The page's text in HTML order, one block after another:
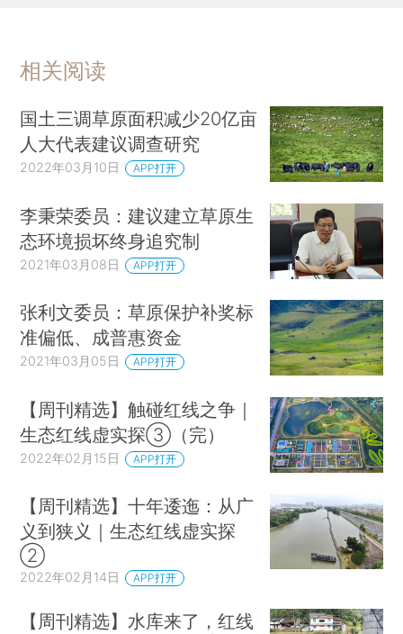
相关阅读
国土三调草原面积减少20亿亩
人大代表建议调查研究
2022年03月10日 APP打开
李秉荣委员：建议建立草原生
态环境损坏终身追究制
2021年03月08日 APP打开
张利文委员：草原保护补奖标
准偏低、成普惠资金
2021年03月05日 APP打开
【周刊精选】触碰红线之争｜
生态红线虚实探③（完）
2022年02月15日 APP打开
【周刊精选】十年逶迤：从广
义到狭义｜生态红线虚实探
②
2022年02月14日 APP打开
【周刊精选】水库来了，红线